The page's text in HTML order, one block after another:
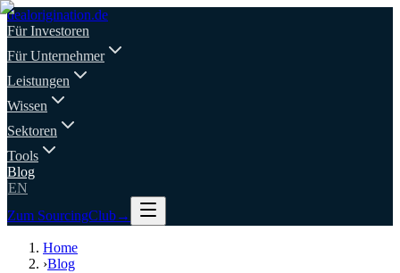
dealorigination.de
Für Investoren
Für Unternehmer
Leistungen
Wissen
Sektoren
Tools
Blog
EN
Zum SourcingClub→
Home
›Blog